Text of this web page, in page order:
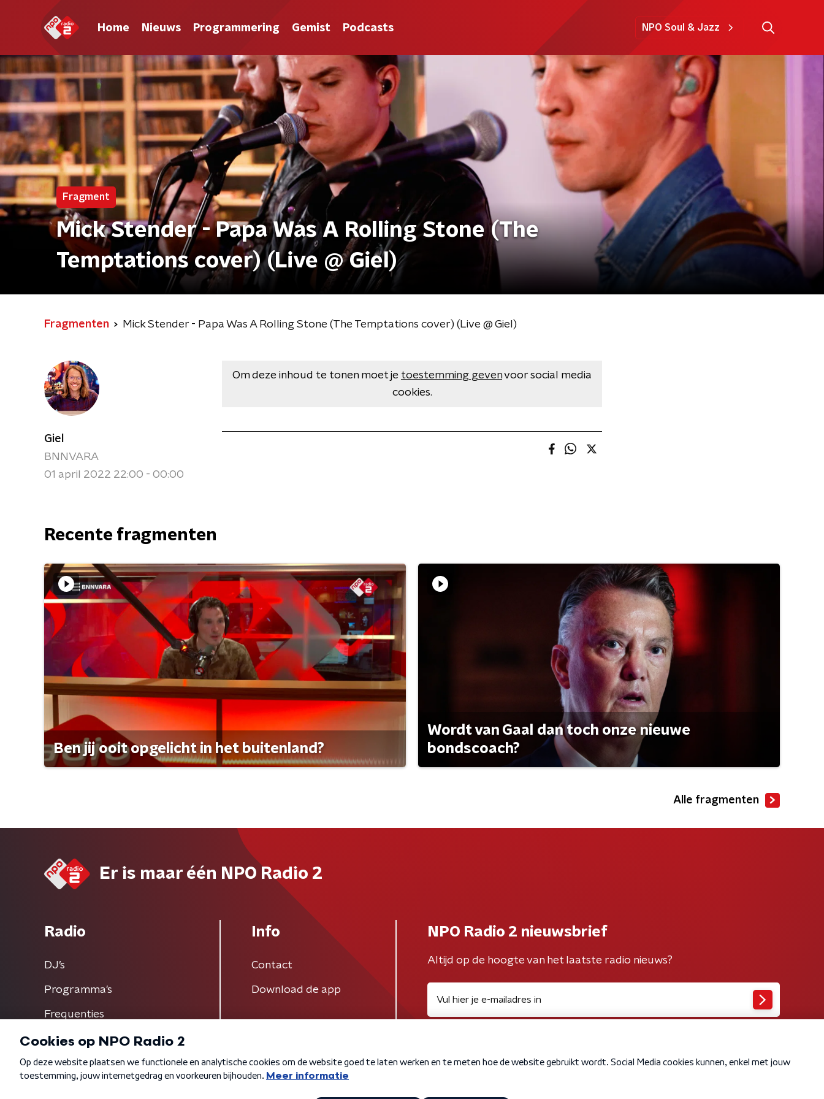
Home Nieuws Programmering Gemist Podcasts NPO Soul & Jazz
Fragment
Mick Stender - Papa Was A Rolling Stone (The
Temptations cover) (Live @ Giel)
Fragmenten Mick Stender - Papa Was A Rolling Stone (The Temptations cover) (Live @ Giel)
Giel
BNNVARA
01 april 2022 22:00 - 00:00
Om deze inhoud te tonen moet je toestemming gevenvoor social media
cookies.
Recente fragmenten
Ben jij ooit opgelicht in het buitenland?
Wordt van Gaal dan toch onze nieuwe
bondscoach?
Alle fragmenten
Er is maar één NPO Radio 2
Radio
DJ’s
Programma's
Frequenties
Info
Contact
Download de app
NPO Radio 2 nieuwsbrief
Altijd op de hoogte van het laatste radio nieuws?
Algemene voorwaarden Privacybeleid